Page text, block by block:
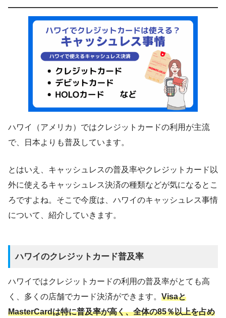
ハワイ（アメリカ）ではクレジットカードの利用が主流
で、日本よりも普及しています。
とはいえ、キャッシュレスの普及率やクレジットカード以
外に使えるキャッシュレス決済の種類などが気になるとこ
ろですよね。そこで今度は、ハワイのキャッシュレス事情
について、紹介していきます。
ハワイのクレジットカード普及率
ハワイではクレジットカードの利用の普及率がとても高
く、多くの店舗でカード決済ができます。 Visaと
MasterCardは特に普及率が高く、全体の85％以上を占め